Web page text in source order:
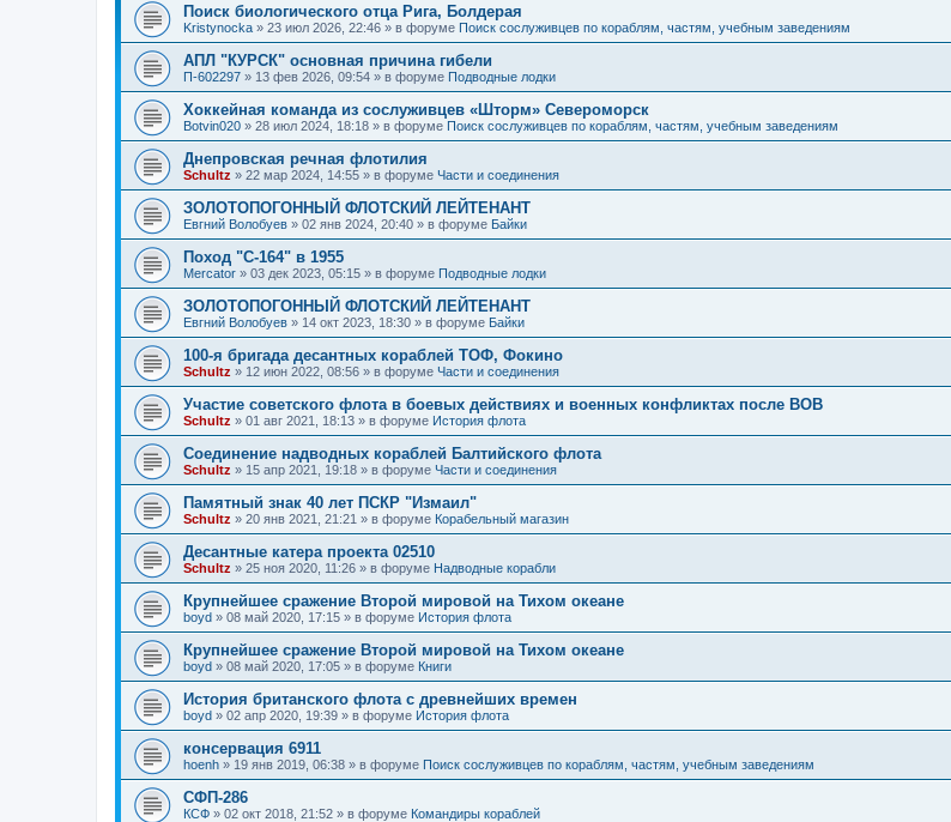
Поиск биологического отца Рига, Болдерая
Kristynocka » 23 июл 2026, 22:46 » в форуме Поиск сослуживцев по кораблям, частям, учебным заведениям
АПЛ "КУРСК" основная причина гибели
П-602297 » 13 фев 2026, 09:54 » в форуме Подводные лодки
Хоккейная команда из сослуживцев «Шторм» Североморск
Botvin020 » 28 июл 2024, 18:18 » в форуме Поиск сослуживцев по кораблям, частям, учебным заведениям
Днепровская речная флотилия
Schultz » 22 мар 2024, 14:55 » в форуме Части и соединения
ЗОЛОТОПОГОННЫЙ ФЛОТСКИЙ ЛЕЙТЕНАНТ
Евгний Волобуев » 02 янв 2024, 20:40 » в форуме Байки
Поход "С-164" в 1955
Mercator » 03 дек 2023, 05:15 » в форуме Подводные лодки
ЗОЛОТОПОГОННЫЙ ФЛОТСКИЙ ЛЕЙТЕНАНТ
Евгний Волобуев » 14 окт 2023, 18:30 » в форуме Байки
100-я бригада десантных кораблей ТОФ, Фокино
Schultz » 12 июн 2022, 08:56 » в форуме Части и соединения
Участие советского флота в боевых действиях и военных конфликтах после ВОВ
Schultz » 01 авг 2021, 18:13 » в форуме История флота
Соединение надводных кораблей Балтийского флота
Schultz » 15 апр 2021, 19:18 » в форуме Части и соединения
Памятный знак 40 лет ПСКР "Измаил"
Schultz » 20 янв 2021, 21:21 » в форуме Корабельный магазин
Десантные катера проекта 02510
Schultz » 25 ноя 2020, 11:26 » в форуме Надводные корабли
Крупнейшее сражение Второй мировой на Тихом океане
boyd » 08 май 2020, 17:15 » в форуме История флота
Крупнейшее сражение Второй мировой на Тихом океане
boyd » 08 май 2020, 17:05 » в форуме Книги
История британского флота с древнейших времен
boyd » 02 апр 2020, 19:39 » в форуме История флота
консервация 6911
hoenh » 19 янв 2019, 06:38 » в форуме Поиск сослуживцев по кораблям, частям, учебным заведениям
СФП-286
КСФ » 02 окт 2018, 21:52 » в форуме Командиры кораблей